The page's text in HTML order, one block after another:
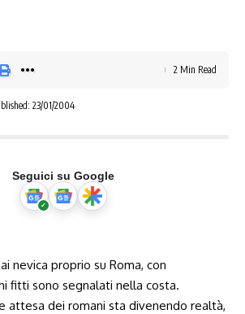
23/01/2004
2 Min Read
Seguici su Google
nevica proprio su Roma, con
fitti sono segnalati nella costa.
attesa dei romani sta divenendo realtà,